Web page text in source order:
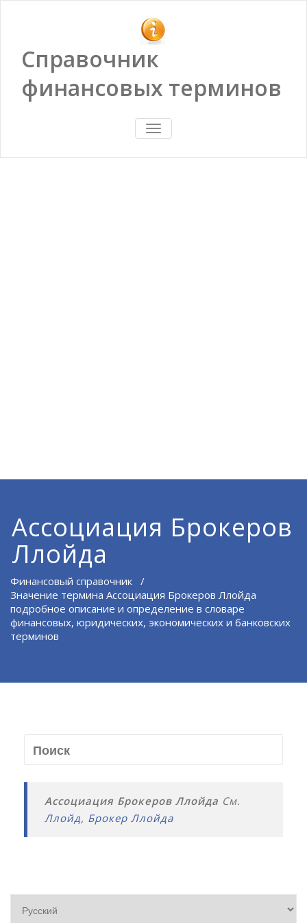
Справочник
финансовых терминов
ПОКАЗАТЬ/
СКРЫТЬ
Ассоциация Брокеров
Ллойда
Финансовый справочник /
Значение термина Ассоциация Брокеров Ллойда
подробное описание и определение в словаре
финансовых, юридических, экономических и банковских
терминов
Ассоциация Брокеров Ллойда См.
Ллойд, Брокер Ллойда